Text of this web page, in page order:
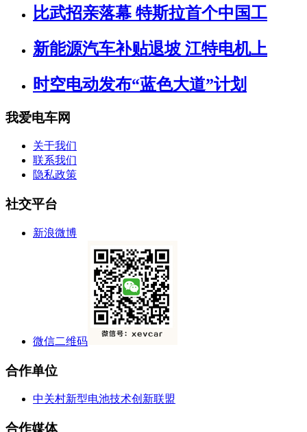
比武招亲落幕 特斯拉首个中国工
新能源汽车补贴退坡 江特电机上
时空电动发布“蓝色大道”计划
我爱电车网
关于我们
联系我们
隐私政策
社交平台
新浪微博
微信二维码
合作单位
中关村新型电池技术创新联盟
合作媒体